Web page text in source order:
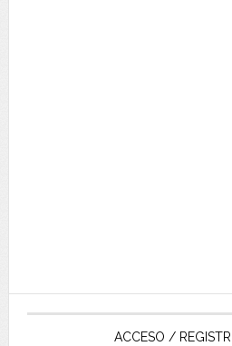
ACCESO /